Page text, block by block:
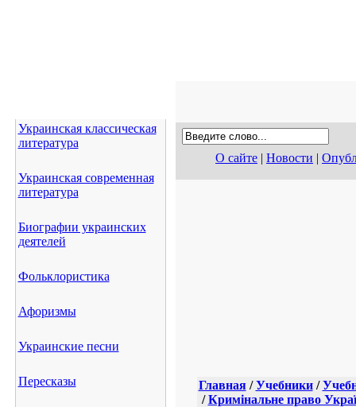
Украинская классическая
литература
Украинская современная
литература
Биографии украинских
деятелей
Фольклористика
Афоризмы
Украинские песни
Пересказы
О сайте | Новости |
Главная/Учебники/
/Кримінальне право